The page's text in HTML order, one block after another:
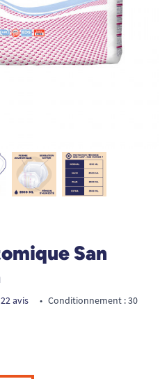
San
22 avis • Conditionnement : 30